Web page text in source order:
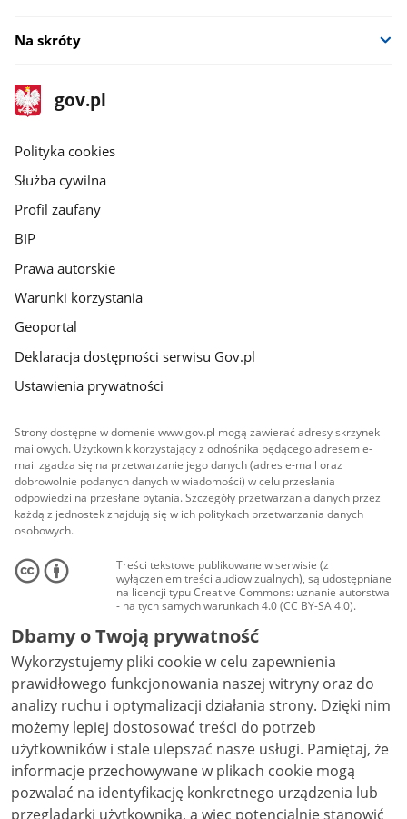
Na skróty
stopka
gov.pl
Strona
gov.pl
gov.pl
Polityka cookies
Służba cywilna
Profil zaufany
BIP
Prawa autorskie
Warunki korzystania
Geoportal
Deklaracja dostępności serwisu Gov.pl
Ustawienia prywatności
Strony dostępne w domenie www.gov.pl mogą zawierać adresy skrzynek
mailowych. Użytkownik korzystający z odnośnika będącego adresem e-
mail zgadza się na przetwarzanie jego danych (adres e-mail oraz
dobrowolnie podanych danych w wiadomości) w celu przesłania
odpowiedzi na przesłane pytania. Szczegóły przetwarzania danych przez
każdą z jednostek znajdują się w ich politykach przetwarzania danych
osobowych.
Treści tekstowe publikowane w serwisie (z
wyłączeniem treści audiowizualnych), są udostępniane
na licencji typu Creative Commons: uznanie autorstwa
- na tych samych warunkach 4.0 (CC BY-SA 4.0).
Materiały audiowizualne, w tym zdjęcia, materiały
audio i wideo, są udostępniane na licencji typu
Creative Commons: uznanie autorstwa użycie
niekomercyjne - bez utworów zależnych 4.0 (CC BY-
NC-ND 4.0), o ile nie jest to stwierdzone inaczej.
Dbamy o Twoją prywatność
Wykorzystujemy pliki cookie w celu zapewnienia
prawidłowego funkcjonowania naszej witryny oraz do
analizy ruchu i optymalizacji działania strony. Dzięki nim
możemy lepiej dostosować treści do potrzeb
użytkowników i stale ulepszać nasze usługi. Pamiętaj, że
informacje przechowywane w plikach cookie mogą
pozwalać na identyfikację konkretnego urządzenia lub
przeglądarki użytkownika, a więc potencjalnie stanowić